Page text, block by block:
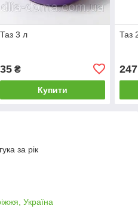
Таз 3 л
35₴
Купити
Таз
247
за рік
Україна